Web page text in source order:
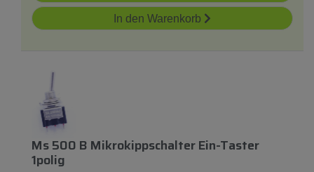
In den Warenkorb
Ms 500 B Mikrokippschalter Ein-Taster
1polig